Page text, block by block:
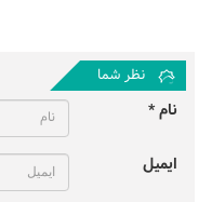
نظر شما
نام *
ایمیل